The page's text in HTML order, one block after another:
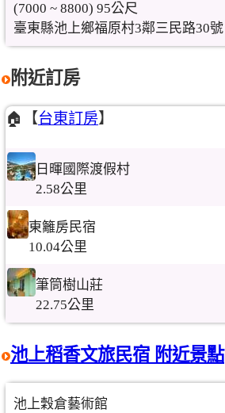
(7000 ~ 8800) 95公尺
臺東縣池上鄉福原村3鄰三民路30號
附近訂房
🏠【台東訂房】
日暉國際渡假村
2.58公里
東籬房民宿
10.04公里
筆筒樹山莊
22.75公里
池上稻香文旅民宿 附近景點
池上穀倉藝術館